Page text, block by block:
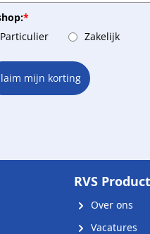
*
Particulier
Zakelijk
mijn korting
RVS
Over ons
Vacatures